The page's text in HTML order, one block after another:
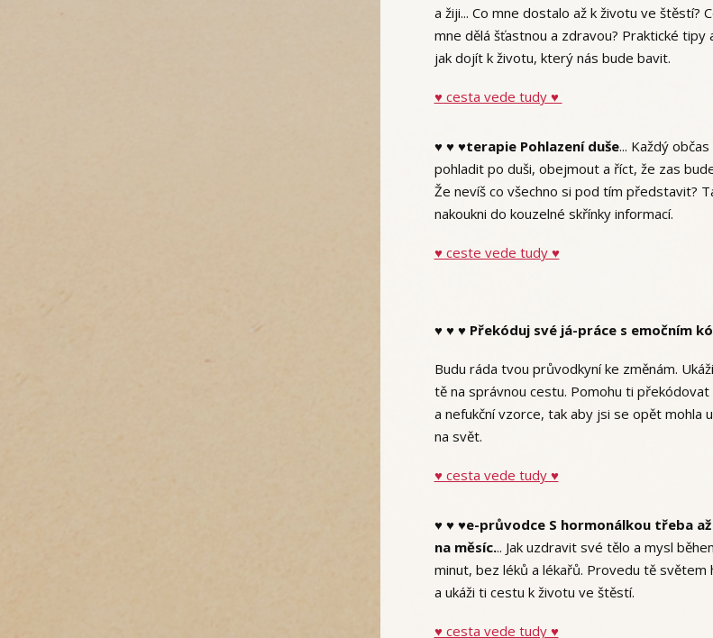
a žiji... Co mne dostalo až k životu ve štěstí?
mne dělá šťastnou a zdravou? Praktické tipy
jak dojít k životu, který nás bude bavit.
♥ cesta vede tudy ♥
♥ ♥ ♥terapie Pohlazení duše... Každý
pohladit po duši, obejmout a říct, že zas
Že nevíš co všechno si pod tím představit?
nakoukni do kouzelné skřínky informací.
♥ ceste vede tudy ♥
♥ ♥ ♥ Překóduj své já-práce s emočním
Budu ráda tvou průvodkyní ke změnám.
tě na správnou cestu. Pomohu ti
a nefukční vzorce, tak aby jsi se opět mohla
na svět.
♥ cesta vede tudy ♥
♥ ♥ ♥e-průvodce S hormonálkou třeba až
na měsíc... Jak uzdravit své tělo a mysl
minut, bez léků a lékařů. Provedu tě světem
a ukáži ti cestu k životu ve štěstí.
♥ cesta vede tudy ♥